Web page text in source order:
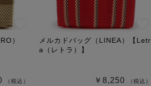
）
（税込）
メルカドバッグ（LINEA）【Letr
a（レトラ）】
￥8,250 （税込）